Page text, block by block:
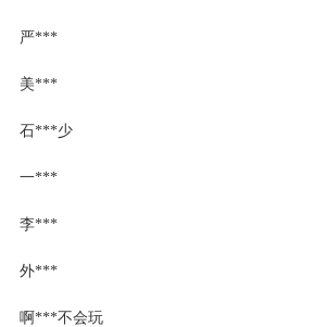
严***
美***
石***少
一***
李***
外***
啊***不会玩